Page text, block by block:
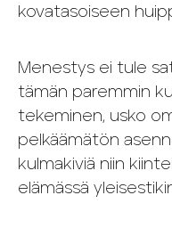
kovatasoiseen
Menestys ei tule
tämän paremmin
tekeminen, usko
pelkäämätön
kulmakiviä niin
elämässä